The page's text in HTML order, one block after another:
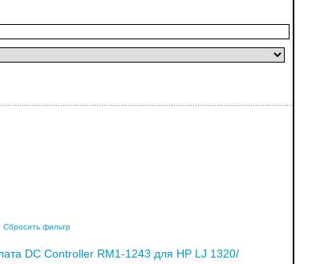
Сбросить фильтр
DC Controller RM1-1243 для HP LJ 1320/